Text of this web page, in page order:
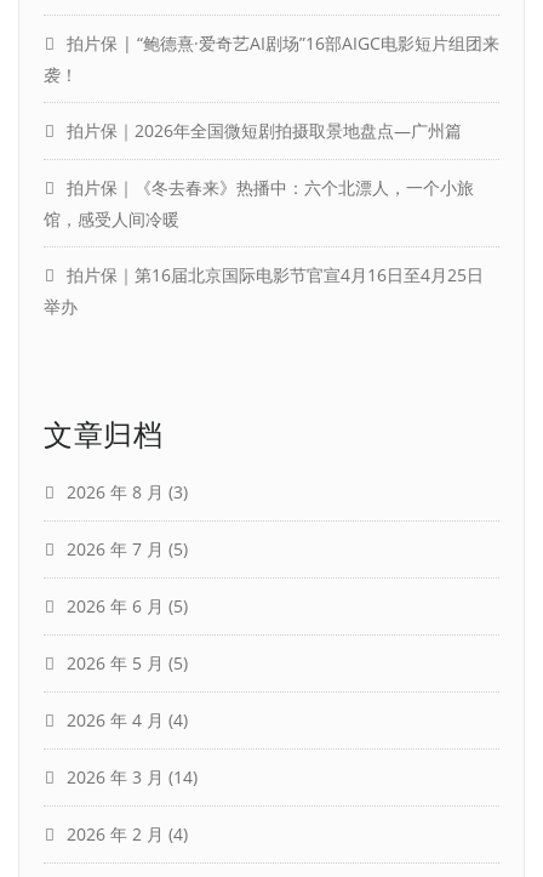
拍片保 | “鲍德熹·爱奇艺AI剧场”16部AIGC电影短片组团来
袭！
拍片保｜2026年全国微短剧拍摄取景地盘点—广州篇
拍片保｜《冬去春来》热播中：六个北漂人，一个小旅
馆，感受人间冷暖
拍片保｜第16届北京国际电影节官宣4月16日至4月25日
举办
文章归档
2026 年 8 月 (3)
2026 年 7 月 (5)
2026 年 6 月 (5)
2026 年 5 月 (5)
2026 年 4 月 (4)
2026 年 3 月 (14)
2026 年 2 月 (4)